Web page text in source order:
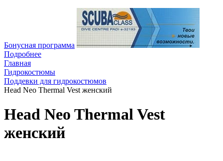
Бонусная программа
Подробнее
Главная
Гидрокостюмы
Поддевки для гидрокостюмов
Head Neo Thermal Vest женский
Head Neo Thermal Vest
женский